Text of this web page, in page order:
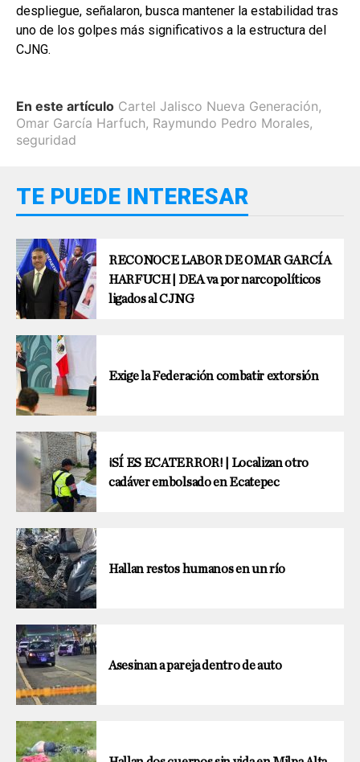
despliegue, señalaron, busca mantener la estabilidad tras
uno de los golpes más significativos a la estructura del
CJNG.
En este artículo Cartel Jalisco Nueva Generación,
Omar García Harfuch, Raymundo Pedro Morales,
seguridad
TE PUEDE INTERESAR
RECONOCE LABOR DE OMAR GARCÍA
HARFUCH | DEA va por narcopolíticos
ligados al CJNG
Exige la Federación combatir extorsión
¡SÍ ES ECATERROR! | Localizan otro
cadáver embolsado en Ecatepec
Hallan restos humanos en un río
Asesinan a pareja dentro de auto